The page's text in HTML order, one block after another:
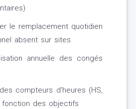
le remplacement quotidien
absent sur sites
annuelle des congés
compteurs d'heures (HS,
fonction des objectifs